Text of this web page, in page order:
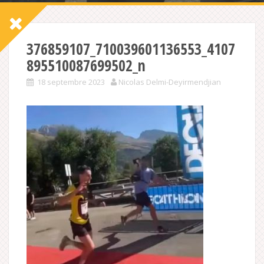
376859107_710039601136553_4107
895510087699502_n
18 septembre 2023 Nicolas Delmi-Deyirmendjian